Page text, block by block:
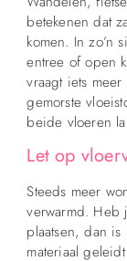
betekenen dat
komen. In zo’n
entree of open
vraagt iets
gemorste
beide vloeren
Let op
Steeds meer
verwarmd. Heb
plaatsen, dan is
materiaal